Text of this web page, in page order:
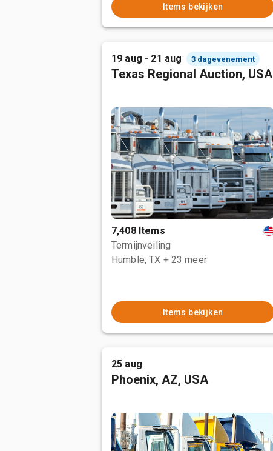
Items bekijken
19 aug - 21 aug 3 dagevenement
Texas Regional Auction, USA
7,408 Items
Termijnveiling
Humble, TX + 23 meer
Items bekijken
25 aug
Phoenix, AZ, USA